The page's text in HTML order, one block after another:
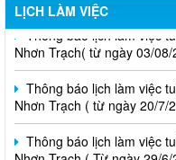
LỊCH LÀM VIỆC
Thông báo lịch làm việc
Nhơn Trạch( từ ngày 03/
Thông báo lịch làm việc
Nhơn Trạch ( từ ngày 20/7/
Thông báo lịch làm việc
Nhơn Trạch ( Từ ngày 29/